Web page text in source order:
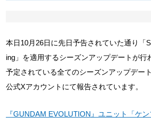
本日10月26日に先日予告されていた通り「
ing」を適用するシーズンアップデートが行
予定されている全てのシーズンアップデー
公式Xアカウントにて報告されています。
『GUNDAM EVOLUTION』ユニット「ケ